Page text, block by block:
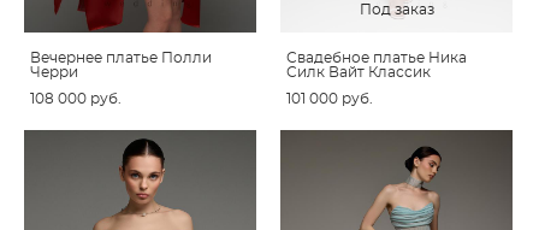
Вечернее платье Полли
Черри
108 000 pуб.
Под заказ
Свадебное платье Ника
Силк Вайт Классик
101 000 pуб.